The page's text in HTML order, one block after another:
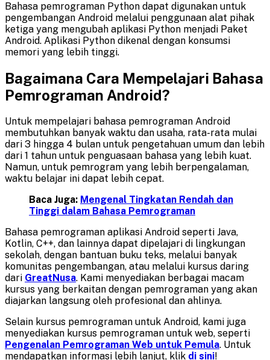
Bahasa pemrograman Python dapat digunakan untuk
pengembangan Android melalui penggunaan alat pihak
ketiga yang mengubah aplikasi Python menjadi Paket
Android. Aplikasi Python dikenal dengan konsumsi
memori yang lebih tinggi.
Bagaimana Cara Mempelajari Bahasa
Pemrograman Android?
Untuk mempelajari bahasa pemrograman Android
membutuhkan banyak waktu dan usaha, rata-rata mulai
dari 3 hingga 4 bulan untuk pengetahuan umum dan lebih
dari 1 tahun untuk penguasaan bahasa yang lebih kuat.
Namun, untuk pemrogram yang lebih berpengalaman,
waktu belajar ini dapat lebih cepat.
Baca Juga: Mengenal Tingkatan Rendah dan
Tinggi dalam Bahasa Pemrograman
Bahasa pemrograman aplikasi Android seperti Java,
Kotlin, C++, dan lainnya dapat dipelajari di lingkungan
sekolah, dengan bantuan buku teks, melalui banyak
komunitas pengembangan, atau melalui kursus daring
dari GreatNusa. Kami menyediakan berbagai macam
kursus yang berkaitan dengan pemrograman yang akan
diajarkan langsung oleh profesional dan ahlinya.
Selain kursus pemrograman untuk Android, kami juga
menyediakan kursus pemrograman untuk web, seperti
Pengenalan Pemrograman Web untuk Pemula. Untuk
mendapatkan informasi lebih lanjut, klik di sini!